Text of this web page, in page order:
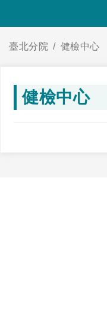
臺北分院 健檢中心
健檢中心